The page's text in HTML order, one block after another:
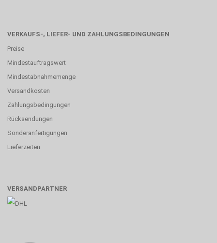
VERKAUFS-, LIEFER- UND ZAHLUNGSBEDINGUNGEN
Preise
Mindestauftragswert
Mindestabnahmemenge
Versandkosten
Zahlungsbedingungen
Rücksendungen
Sonderanfertigungen
Lieferzeiten
VERSANDPARTNER